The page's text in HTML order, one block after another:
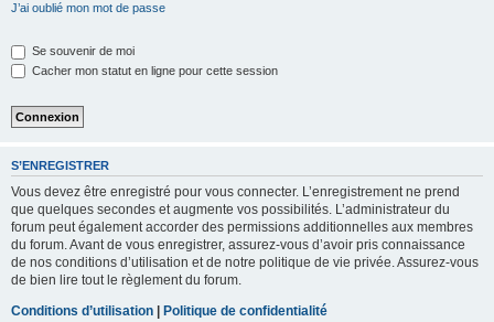
J’ai oublié mon mot de passe
Se souvenir de moi
Cacher mon statut en ligne pour cette session
S’ENREGISTRER
Vous devez être enregistré pour vous connecter. L’enregistrement ne prend
que quelques secondes et augmente vos possibilités. L’administrateur du
forum peut également accorder des permissions additionnelles aux membres
du forum. Avant de vous enregistrer, assurez-vous d’avoir pris connaissance
de nos conditions d’utilisation et de notre politique de vie privée. Assurez-vous
de bien lire tout le règlement du forum.
Conditions d’utilisation | Politique de confidentialité